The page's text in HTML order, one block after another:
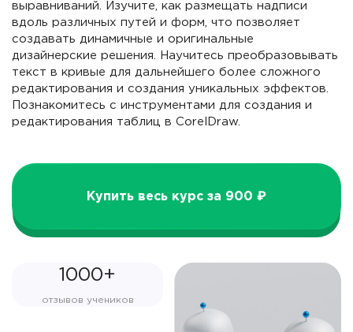
выравниваний. Изучите, как размещать надписи
вдоль различных путей и форм, что позволяет
создавать динамичные и оригинальные
дизайнерские решения. Научитесь преобразовывать
текст в кривые для дальнейшего более сложного
редактирования и создания уникальных эффектов.
Познакомитесь с инструментами для создания и
редактирования таблиц в CorelDraw.
Купить весь курс за 900 ₽
1000+
отзывов учеников